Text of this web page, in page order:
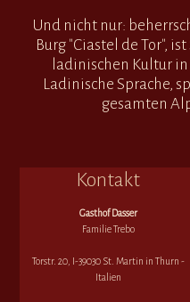
Und nicht nur:
Burg "Ciastel de Tor",
ladinischen Kultur
Ladinische Sprache,
gesamten
Kontakt
Gasthof Dasser
Familie Trebo
Torstr. 20, I-39030 St. Martin in Thurn -
Italien